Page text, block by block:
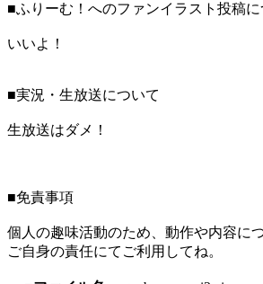
■ふりーむ！へのファンイラスト投稿に
いいよ！
■実況・生放送について
生放送はダメ！
■免責事項
個人の趣味活動のため、動作や内容に
ご自身の責任にてご利用してね。